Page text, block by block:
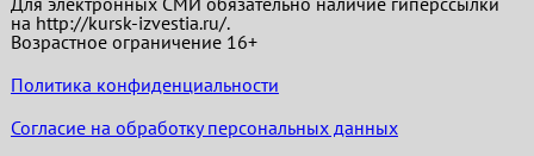
на http://kursk-izvestia.ru/.
Возрастное ограничение 16+
Политика конфиденциальности
Согласие на обработку персональных данных